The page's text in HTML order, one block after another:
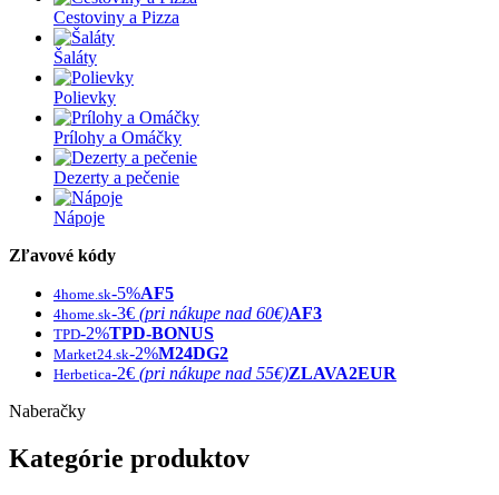
Cestoviny a Pizza
Šaláty
Polievky
Prílohy a Omáčky
Dezerty a pečenie
Nápoje
Zľavové kódy
4home.sk-5%AF5
4home.sk-3€ (pri nákupe nad 60€)AF3
TPD-2%TPD-BONUS
Market24.sk-2%M24DG2
Herbetica-2€ (pri nákupe nad 55€)ZLAVA2EUR
Naberačky
Kategórie produktov